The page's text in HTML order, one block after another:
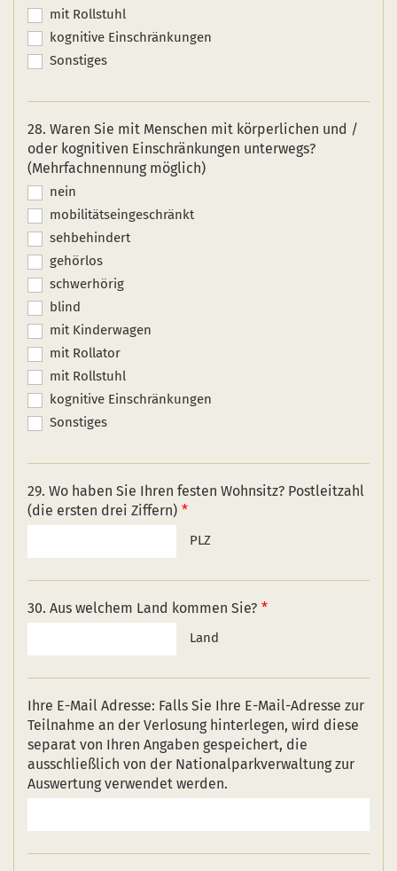
mit Rollstuhl
kognitive Einschränkungen
Sonstiges
28. Waren Sie mit Menschen mit körperlichen und /
oder kognitiven Einschränkungen unterwegs?
(Mehrfachnennung möglich)
nein
mobilitätseingeschränkt
sehbehindert
gehörlos
schwerhörig
blind
mit Kinderwagen
mit Rollator
mit Rollstuhl
kognitive Einschränkungen
Sonstiges
29. Wo haben Sie Ihren festen Wohnsitz? Postleitzahl
(die ersten drei Ziffern)
PLZ
30. Aus welchem Land kommen Sie?
Land
Ihre E-Mail Adresse: Falls Sie Ihre E-Mail-Adresse zur
Teilnahme an der Verlosung hinterlegen, wird diese
separat von Ihren Angaben gespeichert, die
ausschließlich von der Nationalparkverwaltung zur
Auswertung verwendet werden.